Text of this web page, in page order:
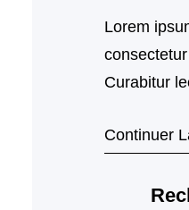
Lorem
Curabitur
mauris.
Continuer